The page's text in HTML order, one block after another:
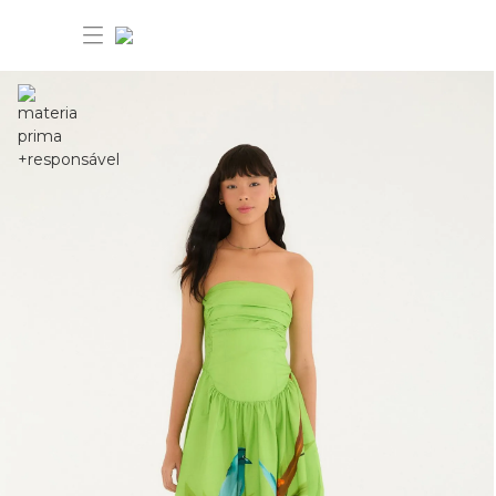
30% OFF ANIVERSÁRIO FARM
Novidades
Novidades
Ver tudoRoupas
FARM Etc